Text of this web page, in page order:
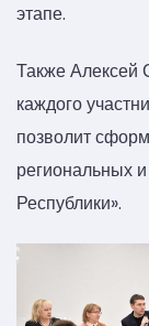
этапе.
Также Алексей
каждого
позволит
региональных
Республики».